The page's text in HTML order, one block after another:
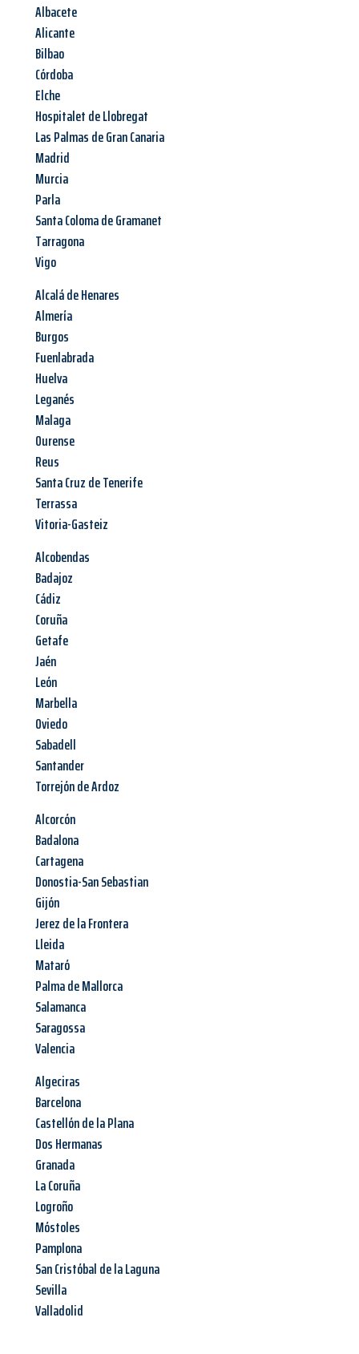
Albacete
Alicante
Bilbao
Córdoba
Elche
Hospitalet de Llobregat
Las Palmas de Gran Canaria
Madrid
Murcia
Parla
Santa Coloma de Gramanet
Tarragona
Vigo
Alcalá de Henares
Almería
Burgos
Fuenlabrada
Huelva
Leganés
Malaga
Ourense
Reus
Santa Cruz de Tenerife
Terrassa
Vitoria-Gasteiz
Alcobendas
Badajoz
Cádiz
Coruña
Getafe
Jaén
León
Marbella
Oviedo
Sabadell
Santander
Torrejón de Ardoz
Alcorcón
Badalona
Cartagena
Donostia-San Sebastian
Gijón
Jerez de la Frontera
Lleida
Mataró
Palma de Mallorca
Salamanca
Saragossa
Valencia
Algeciras
Barcelona
Castellón de la Plana
Dos Hermanas
Granada
La Coruña
Logroño
Móstoles
Pamplona
San Cristóbal de la Laguna
Sevilla
Valladolid